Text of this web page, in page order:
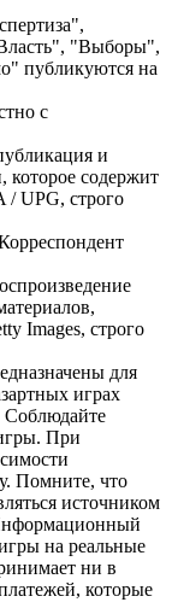
"Выборы",
публикуются на
с
и
которое содержит
/ UPG, строго
Images, строго
для
играх
Соблюдайте
При
Помните, что
источником
на реальные
ни в
которые